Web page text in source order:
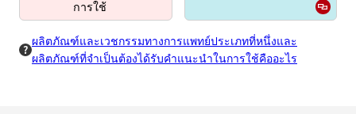
การใช้
ผลิตภัณฑ์และเวชกรรมทางการแพทย์ประเภทที่หนึ่งและ
ผลิตภัณฑ์ที่จำเป็นต้องได้รับคำแนะนำในการใช้คืออะไร